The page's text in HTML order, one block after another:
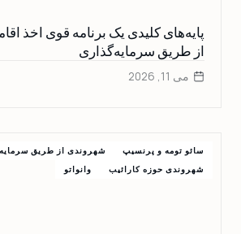
پایه‌های کلیدی یک برنامه قوی اخذ
از طریق سرمایه‌گذاری
می 11, 2026
سائو تومه و پرنسیپ
شهروندی از طریق
شهروندی حوزه کارائیب
وانواتو